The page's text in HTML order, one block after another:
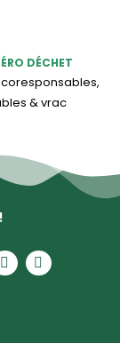
DÉCHET
& vrac